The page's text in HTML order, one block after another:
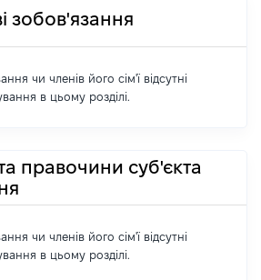
зобов'язання
чи членів його сім'ї відсутні
в цьому розділі.
правочини суб'єкта
чи членів його сім'ї відсутні
в цьому розділі.